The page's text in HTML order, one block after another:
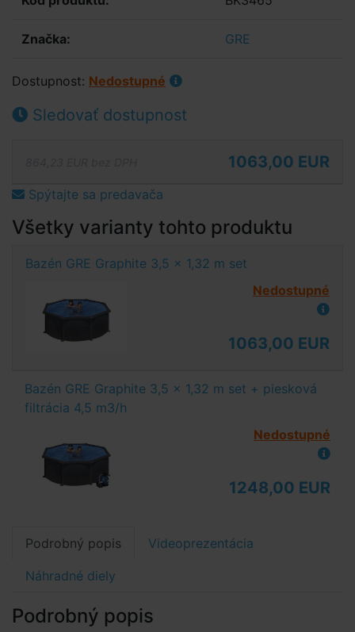
Značka: GRE
Dostupnost: Nedostupné
Sledovať dostupnost
1063,00 EUR
Spýtajte sa predavača
Všetky varianty tohto produktu
Bazén GRE Graphite 3,5 x 1,32 m set
Nedostupné
1063,00 EUR
Bazén GRE Graphite 3,5 x 1,32 m set + piesková
filtrácia 4,5 m3/h
Nedostupné
1248,00 EUR
Podrobný popis Videoprezentácia
Náhradné diely
Podrobný popis